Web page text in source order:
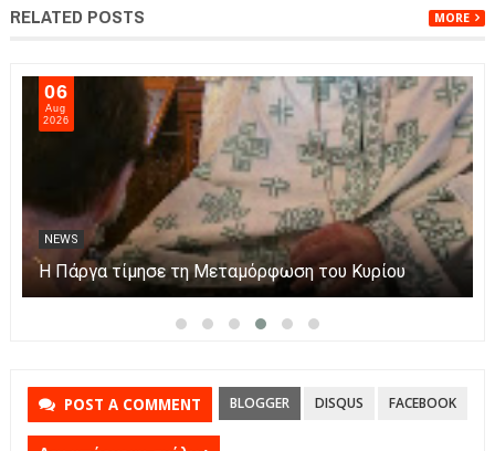
RELATED POSTS MORE
07
Aug
2026
NEWS
Πάργα: Η μεταφορά της εικόνας της Παναγίας με
βάρκες στο νησάκι.
POST A COMMENT BLOGGER DISQUS FACEBOOK